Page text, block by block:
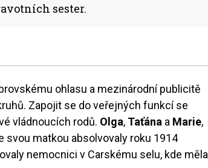
sester.
ohlasu a mezinárodní publicitě
Zapojit se do veřejných funkcí se
vládnoucích rodů. Olga, Taťána a Marie,
svou matkou absolvovaly roku 1914
nemocnici v Carskému selu, kde měla